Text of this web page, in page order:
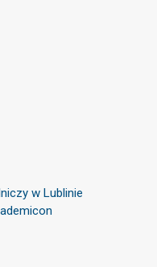
w Lublinie